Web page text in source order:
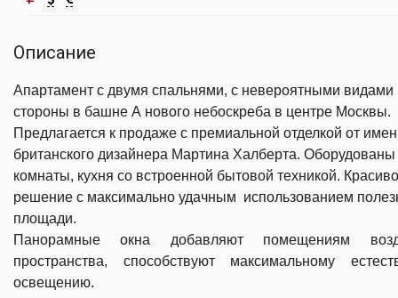
Описание
Апартамент с двумя спальнями, с невероятными видами
стороны в башне А нового небоскреба в центре Москвы.
Предлагается к продаже c премиальной отделкой от
британского дизайнера Мартина Халберта. Оборудованы
комнаты, кухня со встроенной бытовой техникой.
решение с максимально удачным использованием
площади.
Панорамные окна добавляют помещениям
пространства, способствуют максимальному
освещению.